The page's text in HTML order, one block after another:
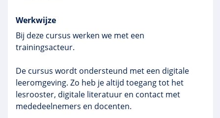
Werkwijze
Bij deze cursus werken we met een
trainingsacteur.
De cursus wordt ondersteund met een digitale
leeromgeving. Zo heb je altijd toegang tot het
lesrooster, digitale literatuur en contact met
mededeelnemers en docenten.